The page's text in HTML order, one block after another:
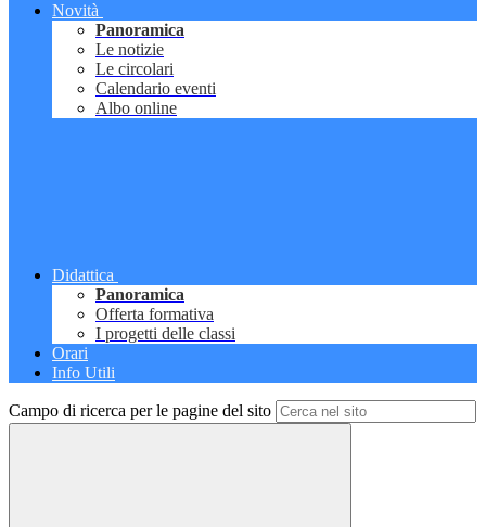
Novità
Panoramica
Le notizie
Le circolari
Calendario eventi
Albo online
Didattica
Panoramica
Offerta formativa
I progetti delle classi
Orari
Info Utili
Campo di ricerca per le pagine del sito